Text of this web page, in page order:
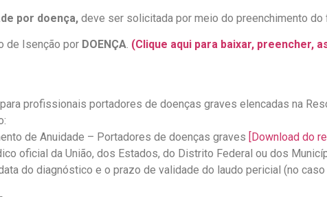
por doença, deve ser solicitada por meio do preenchimento
de Isenção por DOENÇA. (Clique aqui para baixar, preencher,
profissionais portadores de doenças graves elencadas na
de Anuidade – Portadores de doenças graves [Download do
oficial da União, dos Estados, do Distrito Federal ou dos
do diagnóstico e o prazo de validade do laudo pericial (no